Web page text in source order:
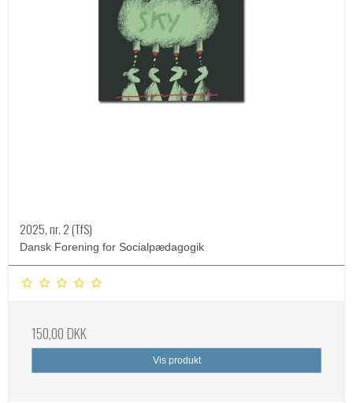
2025, nr. 2 (TfS)
Dansk Forening for Socialpædagogik
150,00 DKK
Vis produkt